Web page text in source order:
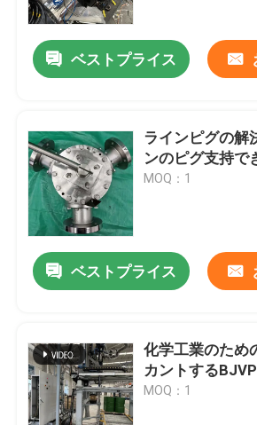
ベストプライス
ラインピグの解
ンのピグ支持で
MOQ：1
ベストプライス
化学工業のため
カントする
MOQ：1